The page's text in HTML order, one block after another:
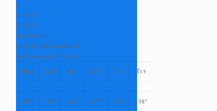
C
H: +36°
L: +25°
Καρδίτσα
Πέμπτη, 06 Αύγουστος
Πρόγνωση για 7 μέρες
Παρ
Σαβ Κυρ Δευ Τρι Τετ
+39° +40° +40° +37° +38° +38°